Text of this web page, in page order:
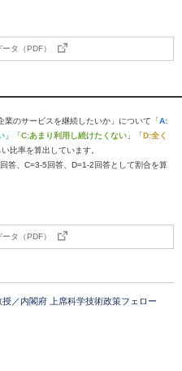
タ（PDF）
のサービスを継続したいか」について「A:
」「C:あまり利用し続けたくない 」「D:全く
比率を算出しています。
答、C=3-5回答、D=1-2回答として割合を算
タ（PDF）
／内閣府 上席科学技術政策フェロー